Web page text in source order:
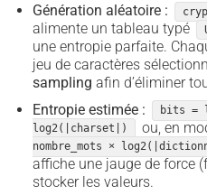
Génération aléatoire :
alimente un tableau typé
une entropie parfaite.
jeu de caractères
sampling afin d’éliminer
Entropie estimée :
bits =
log2(|charset|)
ou, en
nombre_mots ×
affiche une jauge de force
stocker les valeurs.